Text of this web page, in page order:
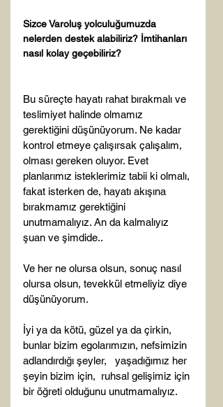
Sizce Varoluş yolculuğumuzda
nelerden destek alabiliriz? İmtihanları
nasıl kolay geçebiliriz?
Bu süreçte hayatı rahat bırakmalı ve
teslimiyet halinde olmamız
gerektiğini düşünüyorum. Ne kadar
kontrol etmeye çalışırsak çalışalım,
olması gereken oluyor. Evet
planlarımız isteklerimiz tabii ki olmalı,
fakat isterken de, hayatı akışına
bırakmamız gerektiğini
unutmamalıyız. An da kalmalıyız
şuan ve şimdide..
Ve her ne olursa olsun, sonuç nasıl
olursa olsun, tevekkül etmeliyiz diye
düşünüyorum.
İyi ya da kötü, güzel ya da çirkin,
bunlar bizim egolarımızın, nefsimizin
adlandırdığı şeyler,   yaşadığımız her
şeyin bizim için,  ruhsal gelişimiz için
bir öğreti olduğunu unutmamalıyız.